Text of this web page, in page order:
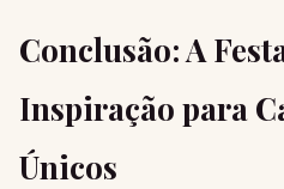
Conclusão: A
Inspiração para
Únicos